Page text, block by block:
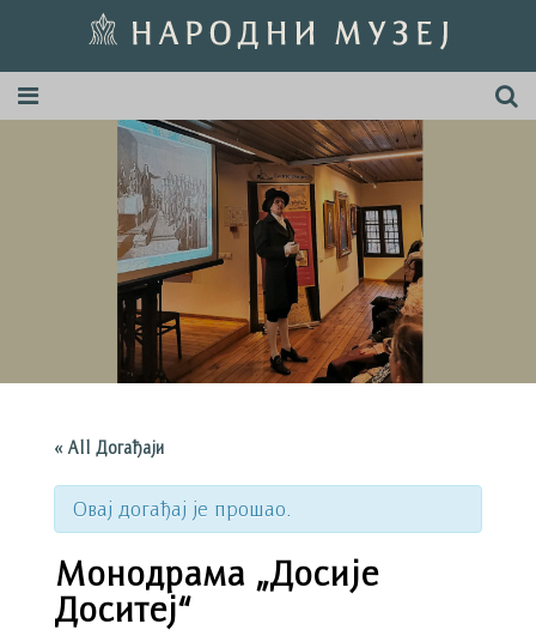
« All Догађаји
Овај догађај је прошао.
Монодрама „Досије
Доситеј“